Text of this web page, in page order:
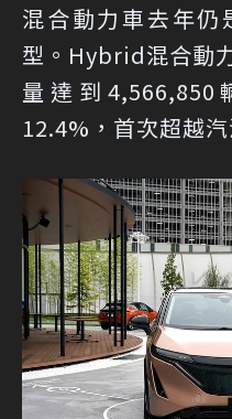
混合動力車去年仍
型。Hybrid混合動
量達到
12.4%，首次超越汽